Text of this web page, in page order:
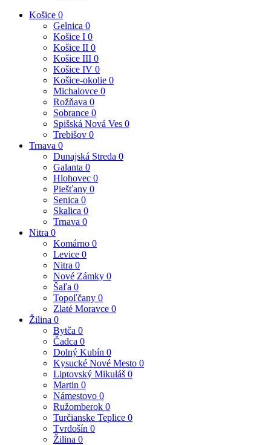
Košice 0
Gelnica 0
Košice I 0
Košice II 0
Košice III 0
Košice IV 0
Košice-okolie 0
Michalovce 0
Rožňava 0
Sobrance 0
Spišská Nová Ves 0
Trebišov 0
Trnava 0
Dunajská Streda 0
Galanta 0
Hlohovec 0
Piešťany 0
Senica 0
Skalica 0
Trnava 0
Nitra 0
Komárno 0
Levice 0
Nitra 0
Nové Zámky 0
Šaľa 0
Topoľčany 0
Zlaté Moravce 0
Žilina 0
Bytča 0
Čadca 0
Dolný Kubín 0
Kysucké Nové Mesto 0
Liptovský Mikuláš 0
Martin 0
Námestovo 0
Ružomberok 0
Turčianske Teplice 0
Tvrdošín 0
Žilina 0